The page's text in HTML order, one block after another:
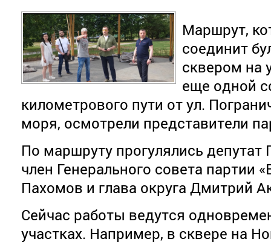
Маршрут,
соединит
сквером на
еще одной
километрового пути от ул.
моря, осмотрели представители
По маршруту прогулялись
член Генерального совета партии
Пахомов и глава округа Дмитрий
Сейчас работы ведутся
участках. Например, в сквере на